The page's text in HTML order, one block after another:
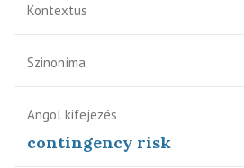
Kontextus
Szinoníma
Angol kifejezés
contingency risk